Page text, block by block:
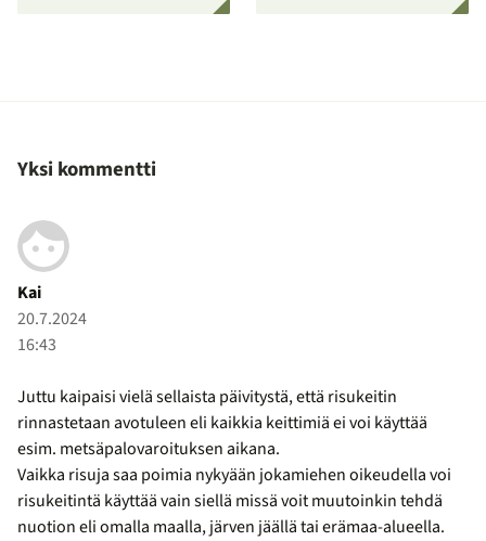
Yksi kommentti
Kai
20.7.2024
16:43
Juttu kaipaisi vielä sellaista päivitystä, että risukeitin
rinnastetaan avotuleen eli kaikkia keittimiä ei voi käyttää
esim. metsäpalovaroituksen aikana.
Vaikka risuja saa poimia nykyään jokamiehen oikeudella voi
risukeitintä käyttää vain siellä missä voit muutoinkin tehdä
nuotion eli omalla maalla, järven jäällä tai erämaa-alueella.